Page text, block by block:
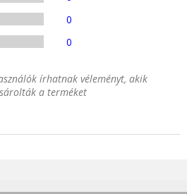
0
0
írhatnak véleményt, akik
a terméket